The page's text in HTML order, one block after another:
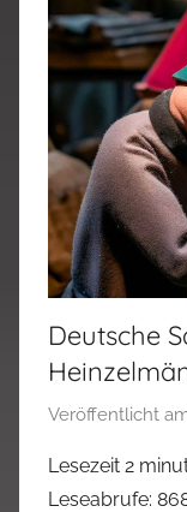
Deutsche
Veröffentlicht
Lesezeit 2
Leseabrufe: